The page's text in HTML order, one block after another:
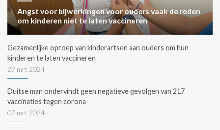
Angst voor bijwerkingen voor ouders vaak de reden
om kinderen niet te laten vaccineren
Gezamenlijke oproep van kinderartsen aan ouders om hun
kinderen te laten vaccineren
27 mrt 2024
Duitse man ondervindt geen negatieve gevolgen van 217
vaccinaties tegen corona
07 mrt 2024